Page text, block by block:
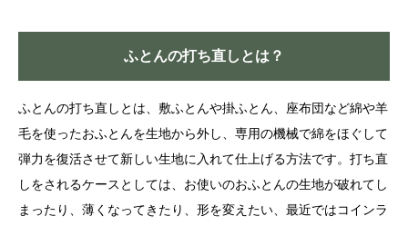
ふとんの打ち直しとは？
ふとんの打ち直しとは、敷ふとんや掛ふとん、座布団など綿や羊
毛を使ったおふとんを生地から外し、専用の機械で綿をほぐして
弾力を復活させて新しい生地に入れて仕上げる方法です。打ち直
しをされるケースとしては、お使いのおふとんの生地が破れてし
まったり、薄くなってきたり、形を変えたい、最近ではコインラ